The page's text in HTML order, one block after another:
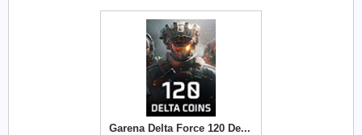
Garena Delta Force 120 Delta Coins TR